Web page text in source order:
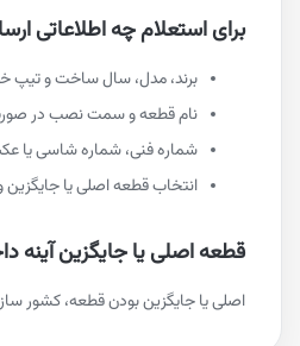
برای استعلام چه اطلاعاتی
برند، مدل، سال ساخت و تیپ
نام قطعه و سمت نصب در
شماره فنی، شماره شاسی یا
انتخاب قطعه اصلی یا جایگزین
قطعه اصلی یا جایگزین آینه
اصلی یا جایگزین بودن قطعه، کشور